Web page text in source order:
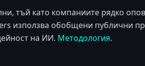
тъй като компаниите рядко
използва обобщени публични
на ИИ. Методология.